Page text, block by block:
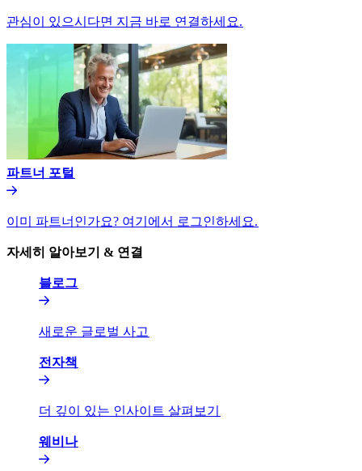
관심이 있으시다면 지금 바로 연결하세요.​​
파트너 포털​​
이미 파트너인가요? 여기에서 로그인하세요.​​
자세히 알아보기 & 연결​​
블로그​​
새로운 글로벌 사고​​
전자책​​
더 깊이 있는 인사이트 살펴보기​​
웨비나​​